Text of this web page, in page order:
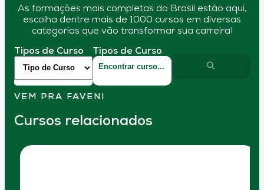
As formações mais completas do Brasil estão aqui,
escolha dentre mais de 1000 cursos em diversas
categorias que vão transformar sua carreira!
Tipos de Curso Tipos de Curso
VEM PRA FAVENI
Cursos relacionados